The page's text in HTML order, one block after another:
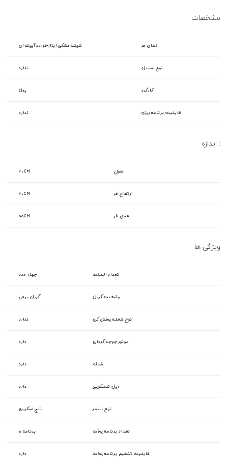
مشخصات
شیشه مشکی ابزارخورده آیینه ای نمای فر
ندارد نوع استیل
برق کارکرد
ندارد قابلیت برنامه ریزی
اندازه :
۶۰CM طول
۶۰CM ارتفاع فر
۵۵CM عمق فر
ویژگی ها
چهار عدد تعداد المنت
گریل برقی وضعیت گریل
ندارد نوع شعله پخش کن
دارد موتور جوجه گردان
دارد شلف
دارد ریل تلسکوپی
تاچ اسکرین نوع تایمر
۸ برنامه تعداد برنامه پخت
دارد قابلیت تنظیم برنامه پخت